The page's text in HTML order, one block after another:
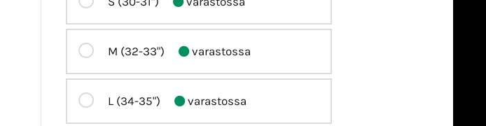
M (32-33") varastossa
L (34-35") varastossa